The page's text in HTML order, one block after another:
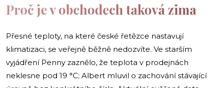
Proč je v obchodech taková zima
Přesné teploty, na které české řetězce nastavují
klimatizaci, se veřejně běžně nedozvíte. Ve starším
vyjádření Penny zaznělo, že teplota v prodejnách
neklesne pod 19 °C; Albert mluvil o zachování stávající